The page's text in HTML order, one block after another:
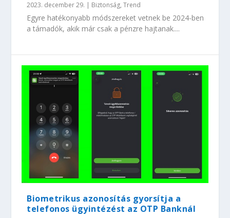
2023. december 29. | Biztonság,Trend
Egyre hatékonyabb módszereket vetnek be 2024-ben
a támadók, akik már csak a pénzre hajtanak....
Biometrikus azonosítás gyorsítja a
telefonos ügyintézést az OTP Banknál